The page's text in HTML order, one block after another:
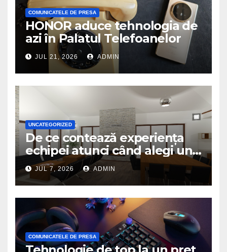
COMUNICATELE DE PRESA
HONOR aduce tehnologia de
azi în Palatul Telefoanelor
JUL 21, 2026 ADMIN
UNCATEGORIZED
De ce contează experiența
echipei atunci când alegi un
birou de arhitectură
JUL 7, 2026 ADMIN
COMUNICATELE DE PRESA